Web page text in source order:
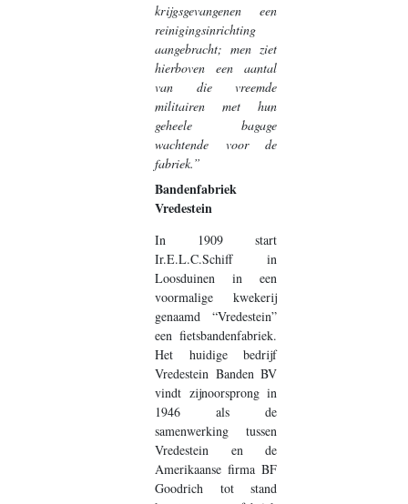
krijgsgevangenen een
reinigingsinrichting
aangebracht; men ziet
hierboven een aantal
van die vreemde
militairen met hun
geheele bagage
wachtende voor de
fabriek.”
Bandenfabriek
Vredestein
In 1909 start
Ir.E.L.C.Schiff in
Loosduinen in een
voormalige kwekerij
genaamd “Vredestein”
een fietsbandenfabriek.
Het huidige bedrijf
Vredestein Banden BV
vindt zijnoorsprong in
1946 als de
samenwerking tussen
Vredestein en de
Amerikaanse firma BF
Goodrich tot stand